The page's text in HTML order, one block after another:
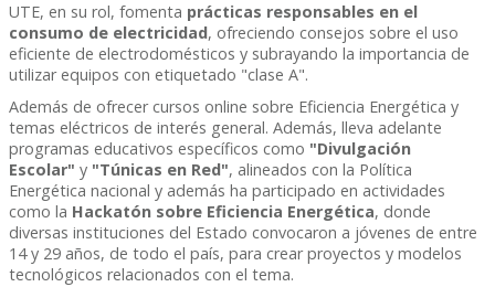
UTE, en su rol, fomenta prácticas responsables en el
consumo de electricidad, ofreciendo consejos sobre el uso
eficiente de electrodomésticos y subrayando la importancia de
utilizar equipos con etiquetado "clase A".
Además de ofrecer cursos online sobre Eficiencia Energética y
temas eléctricos de interés general. Además, lleva adelante
programas educativos específicos como "Divulgación
Escolar" y "Túnicas en Red", alineados con la Política
Energética nacional y además ha participado en actividades
como la Hackatón sobre Eficiencia Energética, donde
diversas instituciones del Estado convocaron a jóvenes de entre
14 y 29 años, de todo el país, para crear proyectos y modelos
tecnológicos relacionados con el tema.